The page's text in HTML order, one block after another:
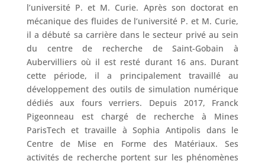
l’université P. et M. Curie. Après son doctorat en
mécanique des fluides de l’université P. et M. Curie,
il a débuté sa carrière dans le secteur privé au sein
du centre de recherche de Saint-Gobain à
Aubervilliers où il est resté durant 16 ans. Durant
cette période, il a principalement travaillé au
développement des outils de simulation numérique
dédiés aux fours verriers. Depuis 2017, Franck
Pigeonneau est chargé de recherche à Mines
ParisTech et travaille à Sophia Antipolis dans le
Centre de Mise en Forme des Matériaux. Ses
activités de recherche portent sur les phénomènes